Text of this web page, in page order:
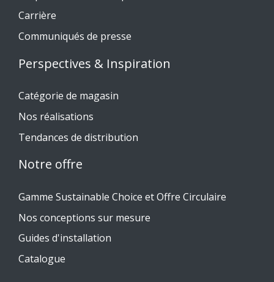
Carrière
Communiqués de presse
Perspectives & Inspiration
Catégorie de magasin
Nos réalisations
Tendances de distribution
Notre offre
Gamme Sustainable Choice et Offre Circulaire
Nos conceptions sur mesure
Guides d'installation
Catalogue